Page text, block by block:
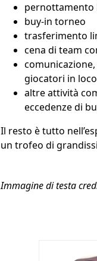
pernottamento
buy-in torneo
trasferimento
cena di team
giocatori in loco
altre attività
eccedenze di
Il resto è tutto
un trofeo di
Immagine di testa